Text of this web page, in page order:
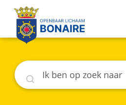
Zoeken